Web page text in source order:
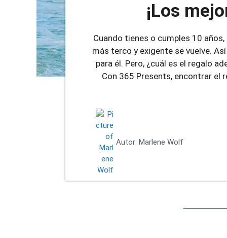
¡Los
Cuando tienes o cumples 10
más terco y exigente se vuelve.
para él. Pero, ¿cuál es el regalo
Con 365 Presents, encontrar el
Autor: Marlene Wolf